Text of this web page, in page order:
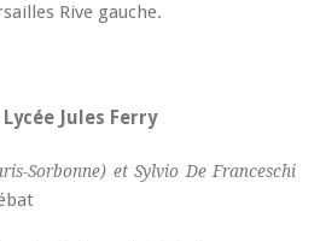
Rive gauche.
Jules Ferry
Sorbonne) et Sylvio De Franceschi